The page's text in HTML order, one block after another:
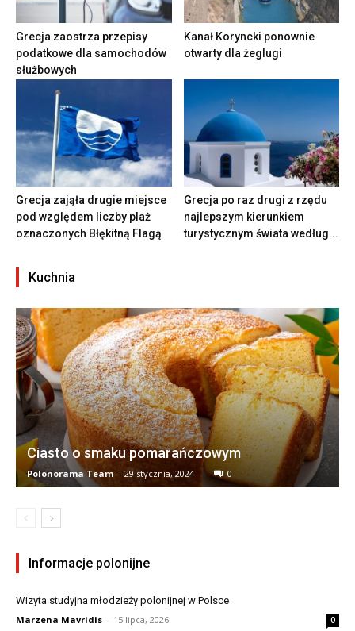
Grecja zaostrza przepisy
podatkowe dla samochodów
służbowych
Kanał Koryncki ponownie
otwarty dla żeglugi
Grecja zająła drugie miejsce
pod względem liczby plaż
oznaczonych Błękitną Flagą
Grecja po raz drugi z rzędu
najlepszym kierunkiem
turystycznym świata według...
Kuchnia
Ciasto o smaku pomarańczowym
Polonorama Team - 29 stycznia, 2024 0
Informacje polonijne
Wizyta studyjna młodzieży polonijnej w Polsce
Marzena Mavridis - 15 lipca, 2026 0